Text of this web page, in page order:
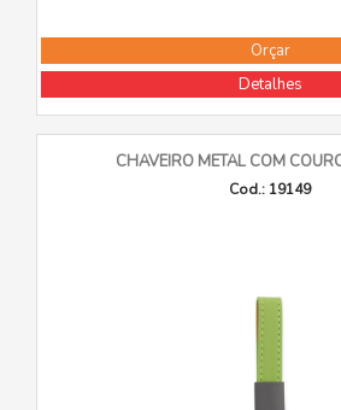
Orçar
Detalhes
CHAVEIRO METAL COM
Cod.: 19149